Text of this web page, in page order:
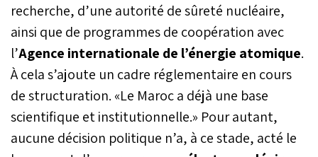
recherche, d’une autorité de sûreté nucléaire,
ainsi que de programmes de coopération avec
l’Agence internationale de l’énergie atomique.
À cela s’ajoute un cadre réglementaire en cours
de structuration. «Le Maroc a déjà une base
scientifique et institutionnelle.» Pour autant,
aucune décision politique n’a, à ce stade, acté le